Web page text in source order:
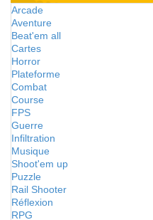
Arcade
Aventure
Beat'em all
Cartes
Horror
Plateforme
Combat
Course
FPS
Guerre
Infiltration
Musique
Shoot'em up
Puzzle
Rail Shooter
Réflexion
RPG